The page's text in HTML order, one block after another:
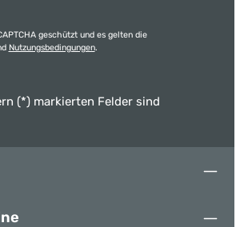
geschützt und es gelten die
Nutzungsbedingungen.
(*) markierten Felder sind